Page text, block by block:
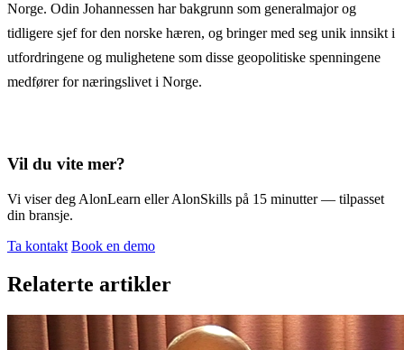
Norge. Odin Johannessen har bakgrunn som generalmajor og
tidligere sjef for den norske hæren, og bringer med seg unik innsikt i
utfordringene og mulighetene som disse geopolitiske spenningene
medfører for næringslivet i Norge.
Vil du vite mer?
Vi viser deg AlonLearn eller AlonSkills på 15 minutter — tilpasset
din bransje.
Ta kontakt Book en demo
Relaterte artikler